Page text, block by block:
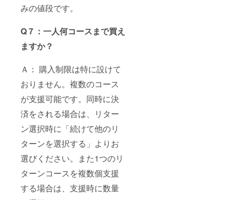
みの値段です。
Q７：一人何コースまで買え
ますか？
Ａ： 購入制限は特に設けて
おりません。複数のコース
が支援可能です。同時に決
済をされる場合は、リター
ン選択時に「続けて他のリ
ターンを選択する」よりお
選びください。また1つのリ
ターンコースを複数個支援
する場合は、支援時に数量